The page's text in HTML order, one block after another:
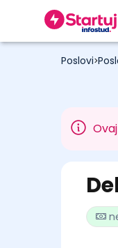
Poslovi>